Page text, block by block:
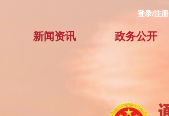
登录/注册
新闻资讯 政务公开